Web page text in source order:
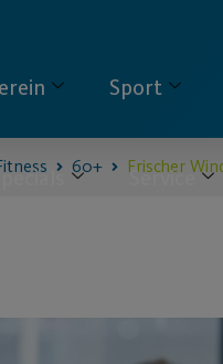
Sport
Service
60+ Frischer